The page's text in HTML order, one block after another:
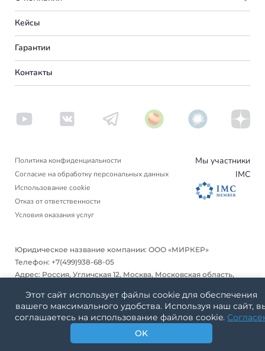
Болгария
Германия
Америка
Другие страны
Израиль
Гренада
Испания
Сербия
Турция
Черногория
Нидерланды
Дания
Словакия
Америка
Подбор программы
Вакансии
О нас
Вебинары
Новости
Блог
Кейсы
Гарантии
Контакты
Политика конфиденциальности
Согласие на обработку персональных данных
Использование cookie
Отказ от ответственности
Условия оказания услуг
Мы участники
IMC
Юридическое название компании: ООО «МИРКЕР»
Телефон: +7(499)938-68-05
Адрес: Россия, Угличская 12, Москва, Московская область,
Москва, Московская область 127572
Россия
ИНН: 3500014744
Этот сайт использует файлы cookie для обеспечения
вашего максимального удобства. Используя наш сайт,
соглашаетесь на использование файлов cookie.
OK